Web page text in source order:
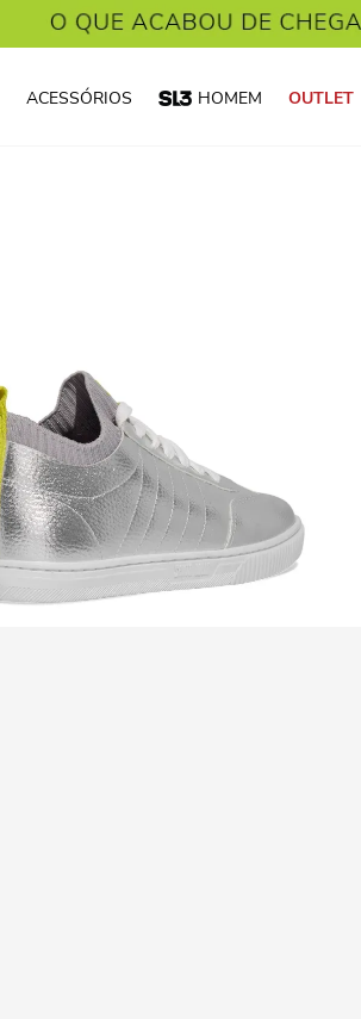
ACESSÓRIOS HOMEM OUTLET